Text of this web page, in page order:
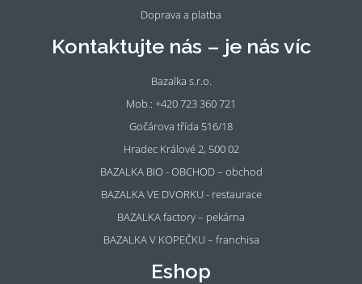
Doprava a platba
Kontaktujte nás – je nás víc
Bazalka s.r.o.
Mob.: +420 723 360 721
Gočárova třída 516/18
Hradec Králové 2, 500 02
BAZALKA BIO - OBCHOD – obchod
BAZALKA VE DVORKU - restaurace
BAZALKA factory – pekárna
BAZALKA V KOPEČKU – franchisa
Eshop